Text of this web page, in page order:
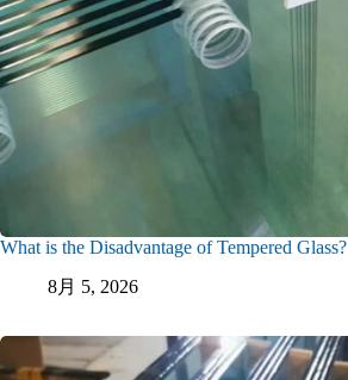
What is the Disadvantage of Tempered Glass?
8月 5, 2026